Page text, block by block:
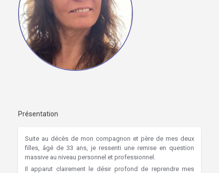
Présentation
Suite au décès de mon compagnon et père de mes deux
filles, âgé de 33 ans, je ressenti une remise en question
massive au niveau personnel et professionnel.
Il apparut clairement le désir profond de reprendre mes